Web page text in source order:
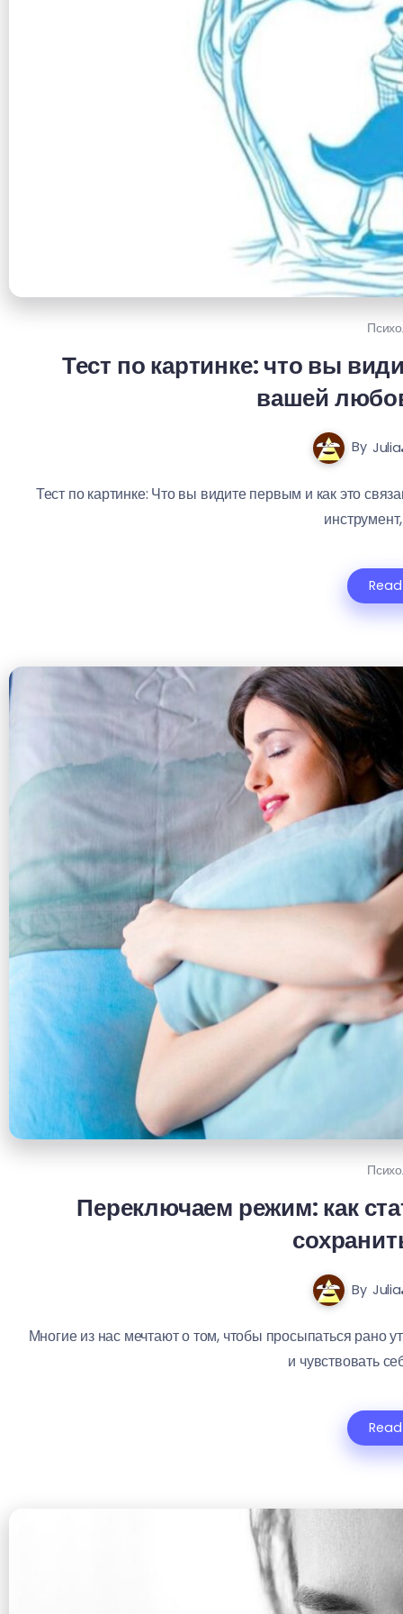
Тест по картинке: что вы
вашей
By Julia
Тест по картинке: Что вы видите первым и как это
Переключаем режим: как
By Julia
Многие из нас мечтают о том, чтобы просыпаться рано
и чувствовать